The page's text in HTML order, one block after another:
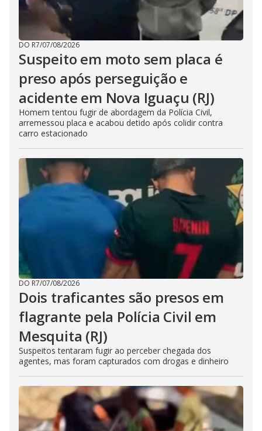
DO R7/07/08/2026
Suspeito em moto sem placa é
preso após perseguição e
acidente em Nova Iguaçu (RJ)
Homem tentou fugir de abordagem da Polícia Civil,
arremessou placa e acabou detido após colidir contra
carro estacionado
DO R7/07/08/2026
Dois traficantes são presos em
flagrante pela Polícia Civil em
Mesquita (RJ)
Suspeitos tentaram fugir ao perceber chegada dos
agentes, mas foram capturados com drogas e dinheiro